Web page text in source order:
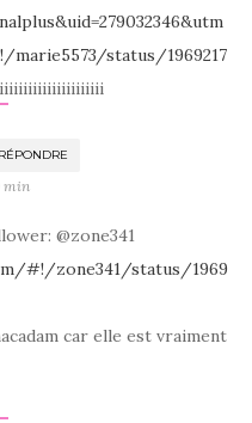
marie5573/status/1969217
RÉPONDRE
min
@zone341
#!/zone341/status/1969
car elle est vraiment